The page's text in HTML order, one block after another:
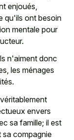
enjoués,
qu'ils ont besoin
mentale pour
n'aiment donc
les ménages
envers
sa famille; il est
sa compagnie